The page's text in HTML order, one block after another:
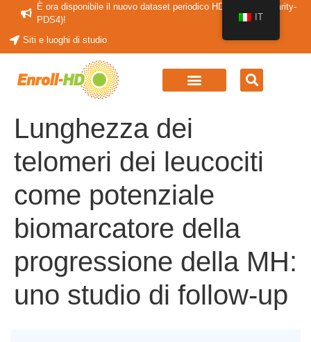
È ora disponibile il nuovo dataset periodico HDClarity (HDClarity-
PDS4)!
Siti e luoghi di studio
Lunghezza dei
telomeri dei leucociti
come potenziale
biomarcatore della
progressione della MH:
uno studio di follow-up